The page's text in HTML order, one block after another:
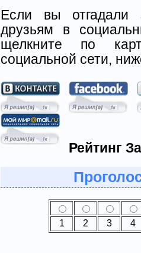
Если вы отгадали
друзьям в
щелкните по
социальной сети,
Рейтинг
1 2 3 4